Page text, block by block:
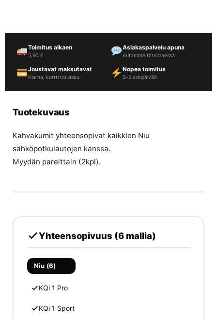
Toimitus alkaen
5,90 €
Asiakaspalvelu apuna
Autamme tarvittaessa
Joustavat maksutavat
Klarna, kortti tai lasku
Nopea toimitus
3–5 arkipäivää
Tuotekuvaus
Kahvakumit yhteensopivat kaikkien Niu
sähköpotkulautojen kanssa.
Myydän pareittain (2kpl).
Yhteensopivuus (6 mallia)
Niu (6)
KQi 1 Pro
KQi 1 Sport